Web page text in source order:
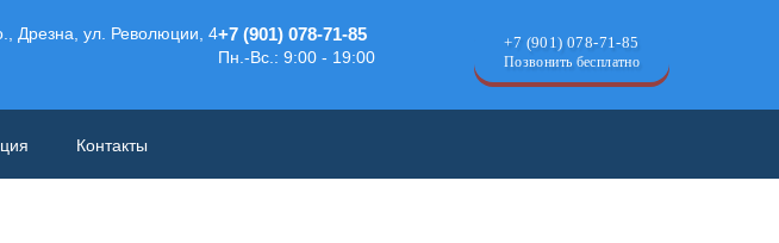
Дрезна, ул. Революции, 4+7 (901) 078-71-85
Пн.-Вс.: 9:00 - 19:00
+7 (901) 078-71-85
Позвонить бесплатно
Контакты